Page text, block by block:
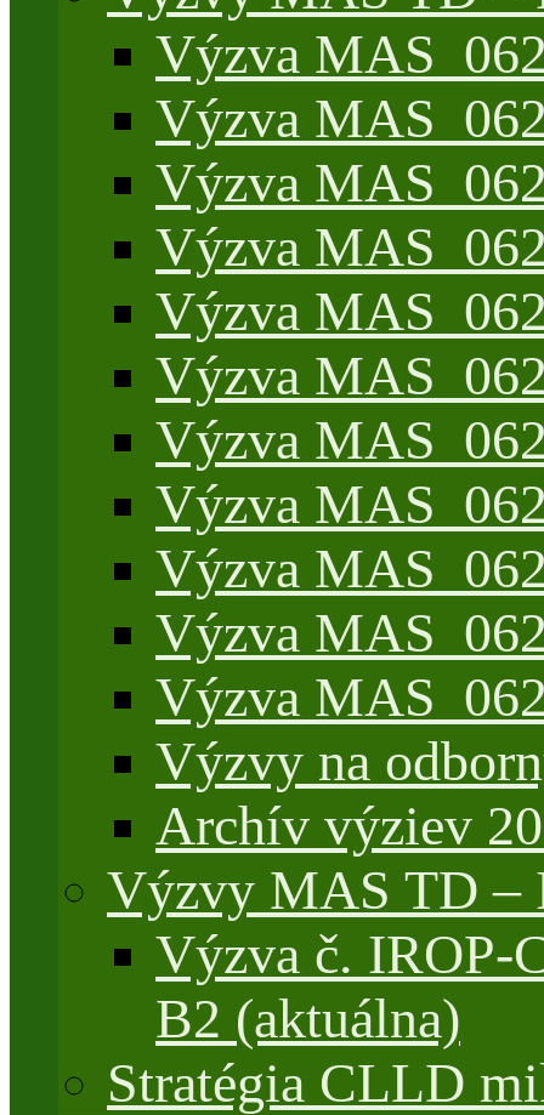
Výzva
Výzva
Výzva
Výzva
Výzva
Výzva
Výzva
Výzva
Výzva
Výzva
Výzva
Výzvy na
Archív výziev
Výzvy MAS TD –
Výzva č. IROP-
B2 (aktuálna)
Stratégia CLLD